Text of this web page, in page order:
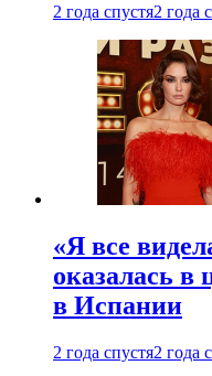
2 года спустя2 года
«Я все
оказалась в
в Испании
2 года спустя2 года